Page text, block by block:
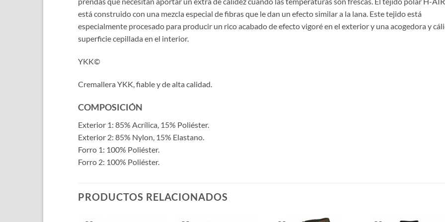
está construido con una mezcla especial de fibras que le dan un efecto similar a la lana. Este tejido está
especialmente procesado para producir un rico acabado de efecto vigoré en el exterior y una acogedora y
superficie cepillada en el interior.
YKK©
Cremallera YKK, fiable y de alta calidad.
COMPOSICIÓN
Exterior 1: 85% Acrílica, 15% Poliéster.
Exterior 2: 85% Nylon, 15% Elastano.
Forro 1: 100% Poliéster.
Forro 2: 100% Poliéster.
PRODUCTOS RELACIONADOS